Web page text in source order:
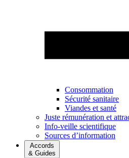
Consommation
Sécurité sanitaire
Viandes et santé
Juste rémunération et
Info-veille scientifique
Sources d’information
Accords
& Guides